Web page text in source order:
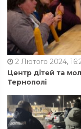
2 Лютого 2024,
Центр дітей та
Тернополі